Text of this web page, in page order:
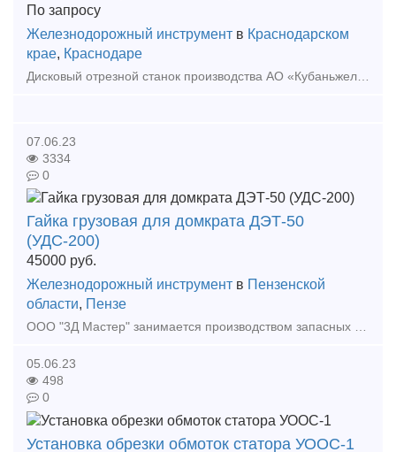
По запросу
Железнодорожный инструмент в Краснодарском
крае, Краснодаре
07.06.23
3334
0
Гайка грузовая для домкрата ДЭТ-50
(УДС-200)
45000 руб.
Железнодорожный инструмент в Пензенской
области, Пензе
ООО "3Д Мастер" занимается производством запасных частей к Ж. Д. домкратам. Гайка грузовая для домкрата ТЭД-30 (УДС-120) Гайка грузовая для домкрата ДЭТ-40 (УДС-160) Гайка
05.06.23
498
0
Установка обрезки обмоток статора УООС-1